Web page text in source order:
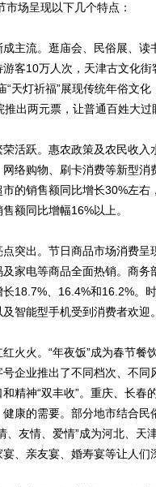
场呈现以下几个特点：
流。逛庙会、民俗展、读
游客10万人次，天津古文化
“天灯祈福”展现传统年俗文
出两元票，让普通百姓大过
跃。惠农政策及农民收入
络购物、刷卡消费等新型
的销售额同比增长30%左
额同比增幅16%以上。
出。节日商品市场消费呈
家电等商品全面热销。商
18.7%、16.4%和16.2%。
智能型手机受到消费者欢迎。
火。“年夜饭”成为春节餐
企业推出了不同档次、不
精神“双丰收”。重庆、长春
健康的需要。部分地市结合
、友情、爱情”成为河北、
、亲友宴、婚寿宴等让人们